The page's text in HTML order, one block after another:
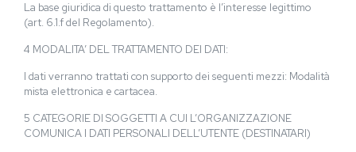
La base giuridica di questo trattamento è l’interesse legittimo
(art. 6.1.f del Regolamento).
4 MODALITA’ DEL TRATTAMENTO DEI DATI:
I dati verranno trattati con supporto dei seguenti mezzi: Modalità
mista elettronica e cartacea.
5 CATEGORIE DI SOGGETTI A CUI L’ORGANIZZAZIONE
COMUNICA I DATI PERSONALI DELL’UTENTE (DESTINATARI)